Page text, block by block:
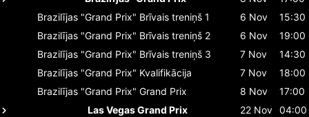
Brazilījas "Grand Prix" Brīvais treniņš 1 6 Nov
15:30
Brazilījas "Grand Prix" Brīvais treniņš 2 6 Nov
19:00
Brazilījas "Grand Prix" Brīvais treniņš 3 7 Nov
14:30
Brazilījas "Grand Prix" Kvalifikācija 7 Nov
18:00
Brazilījas "Grand Prix" Grand Prix 8 Nov
17:00
Las Vegas Grand Prix
22 Nov 04:00